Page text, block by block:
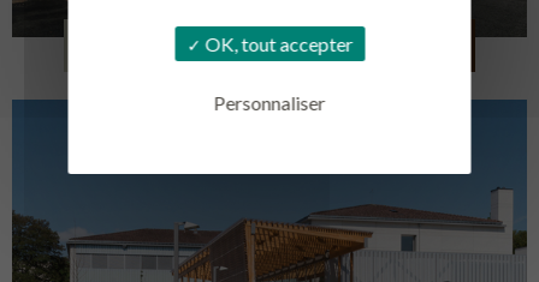
OK, tout accepter
Personnaliser
LOG. JEUNES TRAVAILLEURS